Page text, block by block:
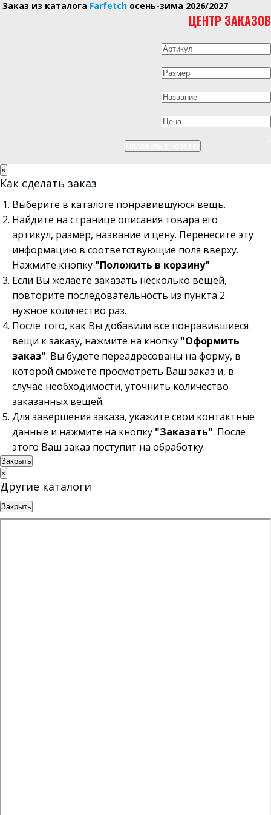
Заказ из каталога Farfetch осень-зима 2026/2027
ЦЕНТР ЗАКАЗОВ
×
Как сделать заказ
Выберите в каталоге понравившуюся вещь.
Найдите на странице описания товара его
артикул, размер, название и цену. Перенесите эту
информацию в соответствующие поля вверху.
Нажмите кнопку "Положить в корзину"
Если Вы желаете заказать несколько вещей,
повторите последовательность из пункта 2
нужное количество раз.
После того, как Вы добавили все понравившиеся
вещи к заказу, нажмите на кнопку "Оформить
заказ". Вы будете переадресованы на форму, в
которой сможете просмотреть Ваш заказ и, в
случае необходимости, уточнить количество
заказанных вещей.
Для завершения заказа, укажите свои контактные
данные и нажмите на кнопку "Заказать". После
этого Ваш заказ поступит на обработку.
Закрыть
×
Другие каталоги
Закрыть